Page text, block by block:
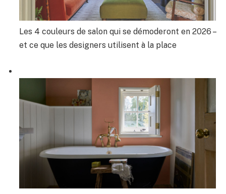
Les 4 couleurs de salon qui se démoderont en 2026 –
et ce que les designers utilisent à la place